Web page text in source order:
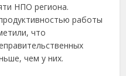
НПО региона.
работы
что
чем у них.